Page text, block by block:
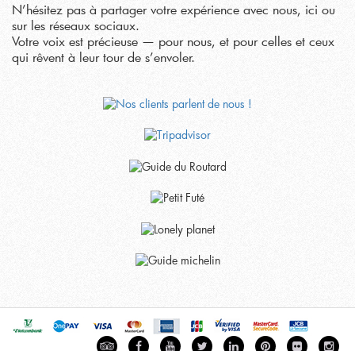
N’hésitez pas à partager votre expérience avec nous, ici ou
sur les réseaux sociaux.
Votre voix est précieuse — pour nous, et pour celles et ceux
qui rêvent à leur tour de s’envoler.